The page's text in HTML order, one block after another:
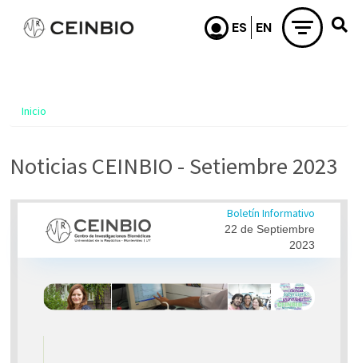
Pasar al contenido principal
Inicio
Noticias CEINBIO - Setiembre 2023
Boletín Informativo
22 de Septiembre
2023